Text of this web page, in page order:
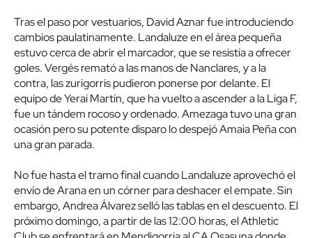
Tras el paso por vestuarios, David Aznar fue introduciendo
cambios paulatinamente. Landaluze en el área pequeña
estuvo cerca de abrir el marcador, que se resistía a ofrecer
goles. Vergés remató a las manos de Nanclares, y a la
contra, las zurigorris pudieron ponerse por delante. El
equipo de Yerai Martín, que ha vuelto a ascender a la Liga F,
fue un tándem rocoso y ordenado. Amezaga tuvo una gran
ocasión pero su potente disparo lo despejó Amaia Peña con
una gran parada.
No fue hasta el tramo final cuando Landaluze aprovechó el
envío de Arana en un córner para deshacer el empate. Sin
embargo, Andrea Álvarez selló las tablas en el descuento. El
próximo domingo, a partir de las 12:00 horas, el Athletic